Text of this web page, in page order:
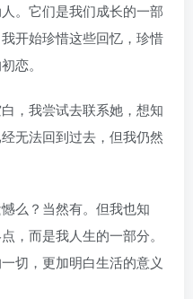
。‌它们是我们成长的一部
开始珍惜这些回忆，‌珍惜
恋。‌
我尝试去联系她，‌想知
无法回到过去，‌但我仍然
么？‌当然有。‌但我也知
，‌而是我人生的一部分。‌
切，‌更加明白生活的意义